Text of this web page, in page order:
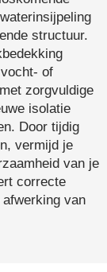
structuur.
of
met zorgvuldige
isolatie
Door tijdig
vermijd je
van je
correcte
van